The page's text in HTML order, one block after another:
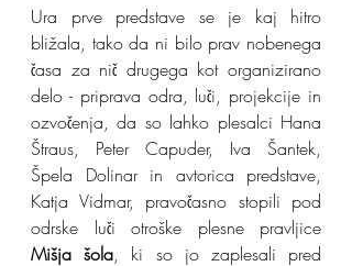
Ura prve predstave se je kaj hitro
bližala, tako da ni bilo prav nobenega
časa za nič drugega kot organizirano
delo - priprava odra, luči, projekcije in
ozvočenja, da so lahko plesalci Hana
Štraus, Peter Capuder, Iva Šantek,
Špela Dolinar in avtorica predstave,
Katja Vidmar, pravočasno stopili pod
Mišja šola, ki so jo zaplesali pred